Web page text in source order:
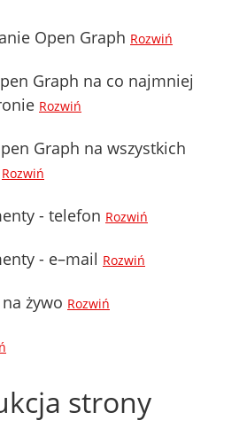
Open Graph Rozwiń
Graph na co najmniej
Rozwiń
Graph na wszystkich
Rozwiń
- telefon Rozwiń
- e–mail Rozwiń
żywo Rozwiń
strony